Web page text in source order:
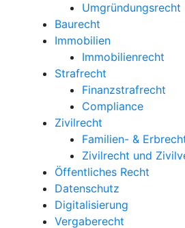
Umgründungsrecht
Baurecht
Immobilien
Immobilienrecht
Strafrecht
Finanzstrafrecht
Compliance
Zivilrecht
Familien- &
Zivilrecht und
Öffentliches Recht
Datenschutz
Digitalisierung
Vergaberecht